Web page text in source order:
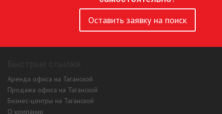
Оставить заявку на поиск
Аренда офиса на Таганской
Продажа офиса на Таганской
Бизнес-центры на Таганской
О компании